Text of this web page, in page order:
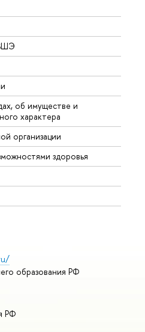
об имуществе и
характера
организации
здоровья
образования РФ
РФ